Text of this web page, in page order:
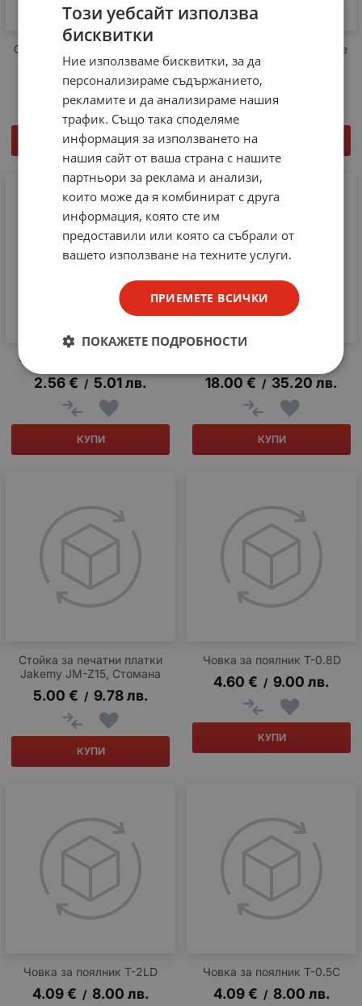
Огледало ф32mm ProsKit IN
МS391
€ / 10.95лв.
КУПИ
Инструменти за запояване
4бр ProsKit IN 1РК3178
7.72€ /
КУПИ
Човка за поялник N1-2HQ
2.56€ / 5.01лв.
КУПИ
18.00 € / 35.20 лв.
КУПИ
Стойка за печатни платки
Jakemy JM-Z15, Стомана
5.00 € / 9.78 лв.
КУПИ
Човка за поялник T-0.8D
4.60 € / 9.00 лв.
КУПИ
Човка за поялник T-2LD
4.09 € / 8.00 лв.
Човка за поялник T-0.5C
4.09 € / 8.00 лв.
Този уебсайт използва
бисквитки
Ние използваме бисквитки, за да
персонализираме съдържанието,
рекламите и да анализираме нашия
трафик. Също така споделяме
информация за използването на
нашия сайт от ваша страна с нашите
партньори за реклама и анализи,
които може да я комбинират с друга
информация, която сте им
предоставили или която са събрали от
вашето използване на техните услуги.
ПРИЕМЕТЕ ВСИЧКИ
ПОКАЖЕТЕ ПОДРОБНОСТИ